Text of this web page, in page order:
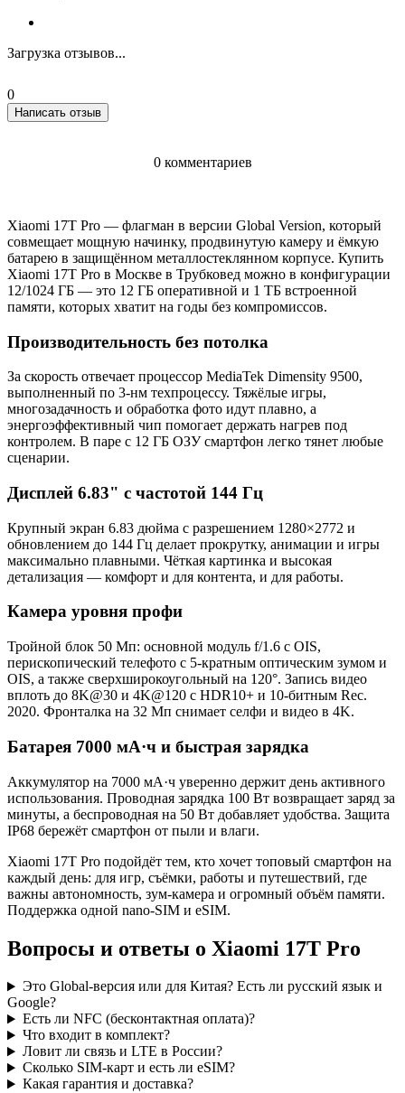
Загрузка отзывов...
0
Написать отзыв
0 комментариев
Xiaomi 17T Pro — флагман в версии Global Version, который
совмещает мощную начинку, продвинутую камеру и ёмкую
батарею в защищённом металлостеклянном корпусе. Купить
Xiaomi 17T Pro в Москве в Трубковед можно в конфигурации
12/1024 ГБ — это 12 ГБ оперативной и 1 ТБ встроенной
памяти, которых хватит на годы без компромиссов.
Производительность без потолка
За скорость отвечает процессор MediaTek Dimensity 9500,
выполненный по 3-нм техпроцессу. Тяжёлые игры,
многозадачность и обработка фото идут плавно, а
энергоэффективный чип помогает держать нагрев под
контролем. В паре с 12 ГБ ОЗУ смартфон легко тянет любые
сценарии.
Дисплей 6.83" с частотой 144 Гц
Крупный экран 6.83 дюйма с разрешением 1280×2772 и
обновлением до 144 Гц делает прокрутку, анимации и игры
максимально плавными. Чёткая картинка и высокая
детализация — комфорт и для контента, и для работы.
Камера уровня профи
Тройной блок 50 Мп: основной модуль f/1.6 с OIS,
перископический телефото с 5-кратным оптическим зумом и
OIS, а также сверхширокоугольный на 120°. Запись видео
вплоть до 8K@30 и 4K@120 с HDR10+ и 10-битным Rec.
2020. Фронталка на 32 Мп снимает селфи и видео в 4K.
Батарея 7000 мА·ч и быстрая зарядка
Аккумулятор на 7000 мА·ч уверенно держит день активного
использования. Проводная зарядка 100 Вт возвращает заряд за
минуты, а беспроводная на 50 Вт добавляет удобства. Защита
IP68 бережёт смартфон от пыли и влаги.
Xiaomi 17T Pro подойдёт тем, кто хочет топовый смартфон на
каждый день: для игр, съёмки, работы и путешествий, где
важны автономность, зум-камера и огромный объём памяти.
Поддержка одной nano-SIM и eSIM.
Вопросы и ответы о Xiaomi 17T Pro
Это Global-версия или для Китая? Есть ли русский язык и
Google?
Есть ли NFC (бесконтактная оплата)?
Что входит в комплект?
Ловит ли связь и LTE в России?
Сколько SIM-карт и есть ли eSIM?
Какая гарантия и доставка?